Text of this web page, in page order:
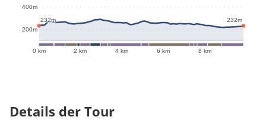
0 km 2 km 4 km 6 km 8 km
200m
400m
232m 232m
Details der Tour